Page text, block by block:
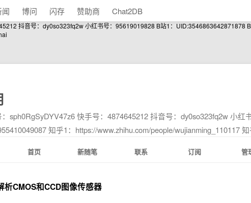
博问 闪存 赞助商 Chat2DB
抖音号：dy0so323fq2w 小红书号：95619019828 B站1：
sph0RgSyDYV47z6 快手号：4874645212 抖音号：dy0so323fq2w 小红
知乎1：https://www.zhihu.com/people/wujianming_110117
首页 新随笔 联系 订阅 管
析CMOS和CCD图像传感器